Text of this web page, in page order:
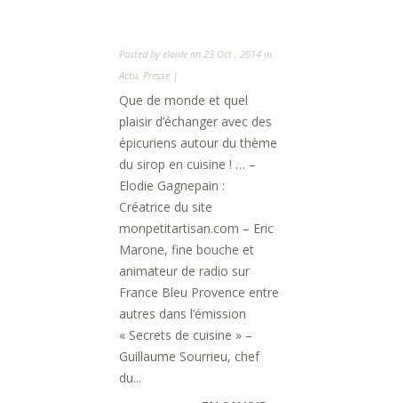
Posted byeloide on 23 Oct , 2014 in
Actu, Presse |
Que de monde et quel
plaisir d’échanger avec des
épicuriens autour du thème
du sirop en cuisine ! … –
Elodie Gagnepain :
Créatrice du site
monpetitartisan.com – Eric
Marone, fine bouche et
animateur de radio sur
France Bleu Provence entre
autres dans l’émission
« Secrets de cuisine » –
Guillaume Sourrieu, chef
du...